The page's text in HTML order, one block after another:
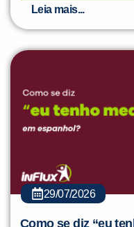
Leia mais...
29/07/2026
Como se diz “eu